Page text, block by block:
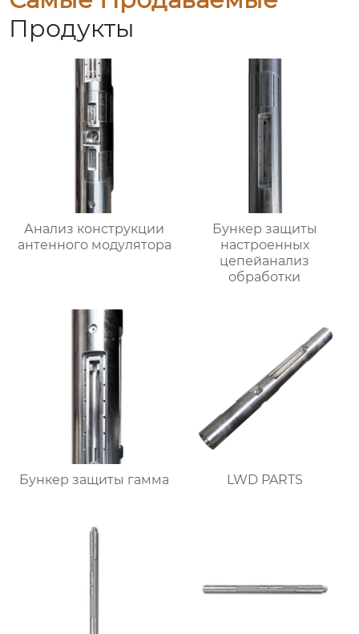
Продукты
Анализ конструкции
антенного модулятора
Бункер защиты
настроенных
цепейанализ
обработки
Бункер защиты гамма LWD PARTS